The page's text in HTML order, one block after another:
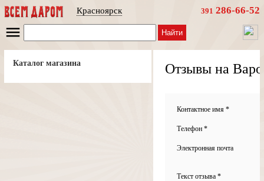
Красноярск 391 286-66-52
Найти
Каталог магазина Отзывы на
Контактное имя *
Телефон *
Электронная почта
Текст отзыва *